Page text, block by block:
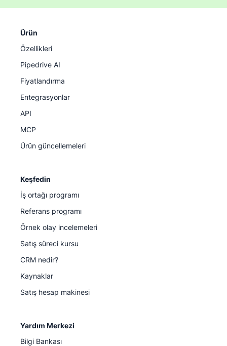
Ürün
Özellikleri
Pipedrive AI
Fiyatlandırma
Entegrasyonlar
API
MCP
Ürün güncellemeleri
Keşfedin
İş ortağı programı
Referans programı
Örnek olay incelemeleri
Satış süreci kursu
CRM nedir?
Kaynaklar
Satış hesap makinesi
Yardım Merkezi
Bilgi Bankası